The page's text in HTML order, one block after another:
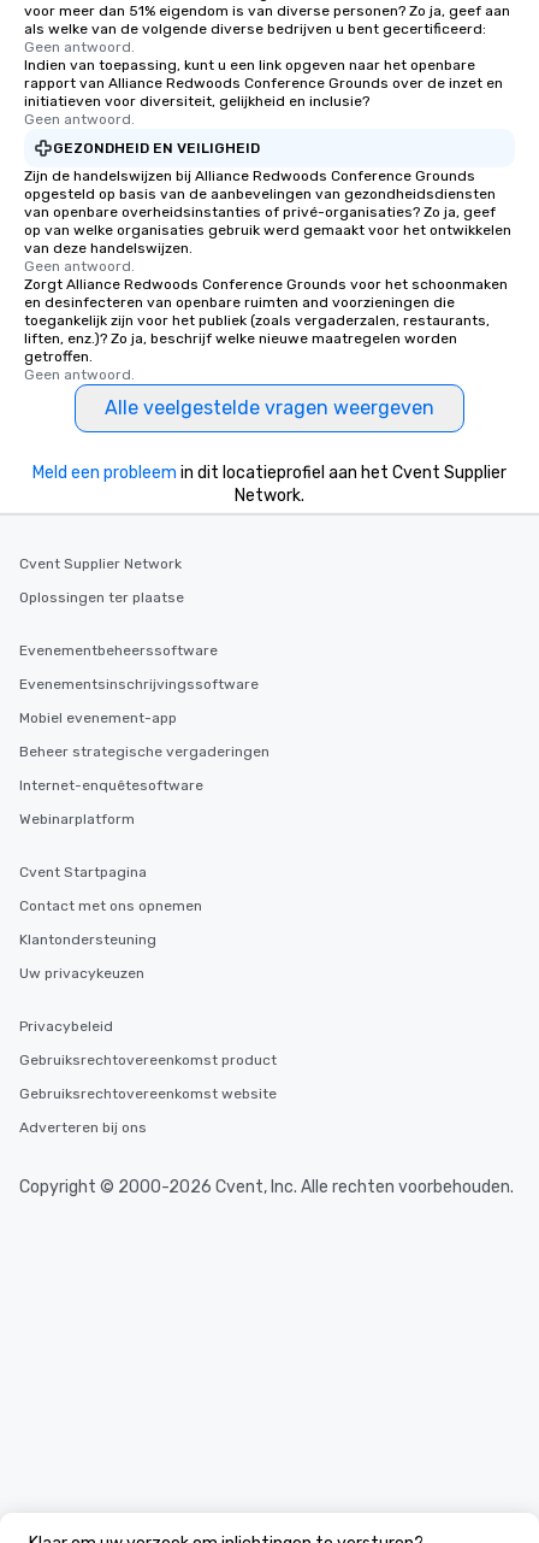
voor meer dan 51% eigendom is van diverse personen? Zo ja, geef aan
als welke van de volgende diverse bedrijven u bent gecertificeerd:
Geen antwoord.
Indien van toepassing, kunt u een link opgeven naar het openbare
rapport van Alliance Redwoods Conference Grounds over de inzet en
initiatieven voor diversiteit, gelijkheid en inclusie?
Geen antwoord.
GEZONDHEID EN VEILIGHEID
Zijn de handelswijzen bij Alliance Redwoods Conference Grounds
opgesteld op basis van de aanbevelingen van gezondheidsdiensten
van openbare overheidsinstanties of privé-organisaties? Zo ja, geef
op van welke organisaties gebruik werd gemaakt voor het ontwikkelen
van deze handelswijzen.
Geen antwoord.
Zorgt Alliance Redwoods Conference Grounds voor het schoonmaken
en desinfecteren van openbare ruimten and voorzieningen die
toegankelijk zijn voor het publiek (zoals vergaderzalen, restaurants,
liften, enz.)? Zo ja, beschrijf welke nieuwe maatregelen worden
getroffen.
Geen antwoord.
Alle veelgestelde vragen weergeven
Meld een probleem in dit locatieprofiel aan het Cvent Supplier
Network.
Cvent Supplier Network
Oplossingen ter plaatse
Evenementbeheerssoftware
Evenementsinschrijvingssoftware
Mobiel evenement-app
Beheer strategische vergaderingen
Internet-enquêtesoftware
Webinarplatform
Cvent Startpagina
Contact met ons opnemen
Klantondersteuning
Uw privacykeuzen
Privacybeleid
Gebruiksrechtovereenkomst product
Gebruiksrechtovereenkomst website
Adverteren bij ons
Copyright © 2000-2026 Cvent, Inc. Alle rechten voorbehouden.